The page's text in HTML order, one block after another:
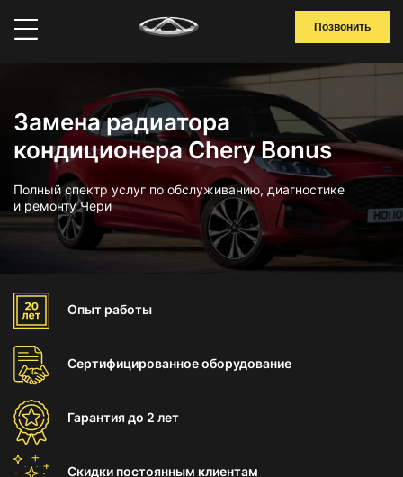
Позвонить
Замена радиатора
кондиционера Chery Bonus
Полный спектр услуг по обслуживанию, диагностике
и ремонту Чери
Опыт работы
Сертифицированноеоборудование
Гарантиядо 2 лет
Скидки постоянным клиентам